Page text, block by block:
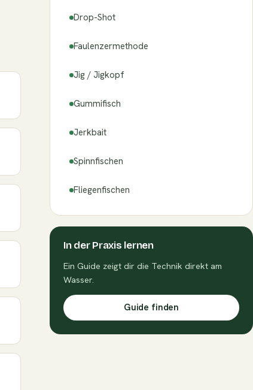
Drop-Shot
Faulenzermethode
Jig / Jigkopf
Gummifisch
Jerkbait
Spinnfischen
Fliegenfischen
In der Praxis lernen
Ein Guide zeigt dir die Technik direkt am
Wasser.
Guide finden